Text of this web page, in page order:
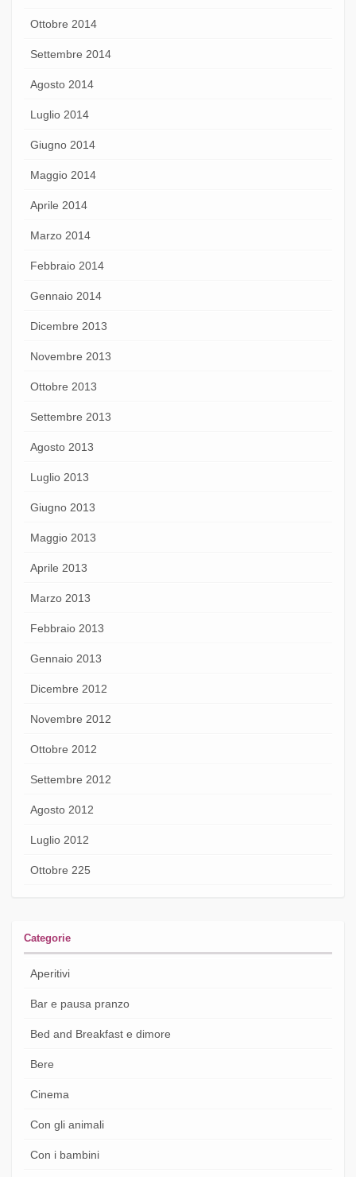
Ottobre 2014
Settembre 2014
Agosto 2014
Luglio 2014
Giugno 2014
Maggio 2014
Aprile 2014
Marzo 2014
Febbraio 2014
Gennaio 2014
Dicembre 2013
Novembre 2013
Ottobre 2013
Settembre 2013
Agosto 2013
Luglio 2013
Giugno 2013
Maggio 2013
Aprile 2013
Marzo 2013
Febbraio 2013
Gennaio 2013
Dicembre 2012
Novembre 2012
Ottobre 2012
Settembre 2012
Agosto 2012
Luglio 2012
Ottobre 225
Categorie
Aperitivi
Bar e pausa pranzo
Bed and Breakfast e dimore
Bere
Cinema
Con gli animali
Con i bambini